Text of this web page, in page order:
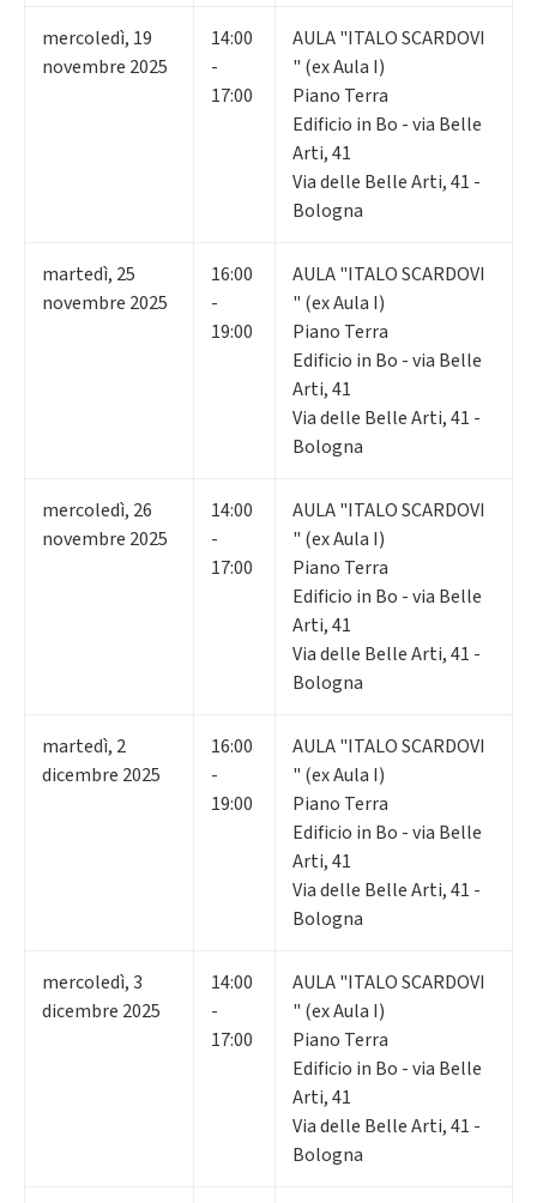
mercoledì, 19
novembre 2025
14:00
-
17:00
AULA "ITALO SCARDOVI
" (ex Aula I)
Piano Terra
Edificio in Bo - via Belle
Arti, 41
Via delle Belle Arti, 41 -
Bologna
martedì, 25
novembre 2025
16:00
-
19:00
AULA "ITALO SCARDOVI
" (ex Aula I)
Piano Terra
Edificio in Bo - via Belle
Arti, 41
Via delle Belle Arti, 41 -
Bologna
mercoledì, 26
novembre 2025
14:00
-
17:00
AULA "ITALO SCARDOVI
" (ex Aula I)
Piano Terra
Edificio in Bo - via Belle
Arti, 41
Via delle Belle Arti, 41 -
Bologna
martedì, 2
dicembre 2025
16:00
-
19:00
AULA "ITALO SCARDOVI
" (ex Aula I)
Piano Terra
Edificio in Bo - via Belle
Arti, 41
Via delle Belle Arti, 41 -
Bologna
mercoledì,3
dicembre 2025
14:00
-
17:00
AULA "ITALO SCARDOVI
" (ex Aula I)
Piano Terra
Edificio in Bo - via Belle
Arti, 41
Via delle Belle Arti, 41 -
Bologna